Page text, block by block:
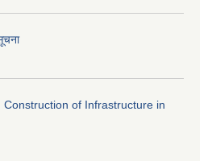
of Infrastructure in